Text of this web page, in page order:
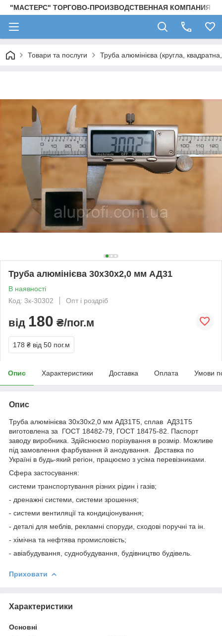
"МАСТЕРС" ТОРГОВО-ПРОИЗВОДСТВЕННАЯ КОМПАНИЯ
Товари та послуги Труба алюмінієва (кругла,
Труба алюмінієва 30х30х2,0 мм АД31
В наявності
Код: 3к-30302
Опт і роздріб
від 180 ₴/пог.м
178 ₴ від 50 пог.м
Опис Характеристики Доставка Оплата Умови
Опис
Труба алюмінієва 30x30x2,0 мм АД31Т5, сплав АД31Т5
виготовлена за ГОСТ 18482-79, ГОСТ 18475-82. Паспорт
заводу виробника. Здійснюємо порізування в розмір. Можливе
під замовлення фарбування й анодування. Доставка по
Україні в будь-який регіон, працюємо з усіма перевізниками.
Сфера застосування:
системи транспортування різних рідин і газів;
- дренажні системи, системи зрошення;
- системи вентиляції та кондиціонування;
- деталі для меблів, рекламні споруди, сходові поручні та ін.
- хімічна та нефтява промисловість;
- авіабудування, суднобудування, будівництво будівель.
Приховати
Характеристики
Основні